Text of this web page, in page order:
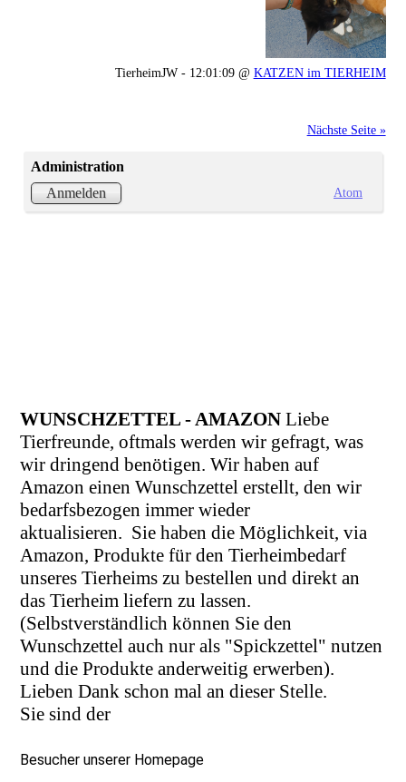
TierheimJW - 12:01:09 @ KATZEN im TIERHEIM
Nächste Seite »
Administration
Anmelden
Atom
WUNSCHZETTEL - AMAZONLiebe
Tierfreunde, oftmals werden wir gefragt, was
wir dringend benötigen. Wir haben auf
Amazon einen Wunschzettel erstellt, den wir
bedarfsbezogen immer wieder
aktualisieren. Sie haben die Möglichkeit, via
Amazon, Produkte für den Tierheimbedarf
unseres Tierheims zu bestellen und direkt an
das Tierheim liefern zu lassen.
(Selbstverständlich können Sie den
Wunschzettel auch nur als "Spickzettel" nutzen
und die Produkte anderweitig erwerben).
Lieben Dank schon mal an dieser Stelle.
Sie sind der
Besucher unserer Homepage